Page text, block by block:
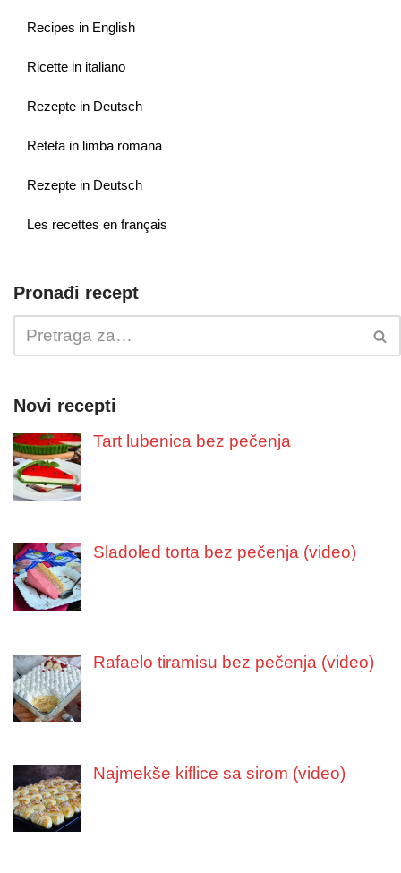
Recipes in English
Ricette in italiano
Rezepte in Deutsch
Reteta in limba romana
Rezepte in Deutsch
Les recettes en français
Pronađi recept
Novi recepti
Tart lubenica bez pečenja
Sladoled torta bez pečenja (video)
Rafaelo tiramisu bez pečenja (video)
Najmekše kiflice sa sirom (video)